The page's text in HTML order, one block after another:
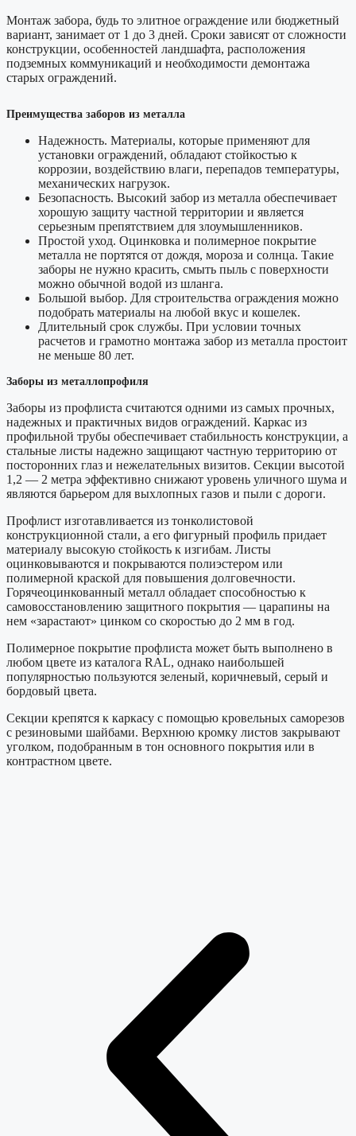
Монтаж забора, будь то элитное ограждение или бюджетный
вариант, занимает от 1 до 3 дней. Сроки зависят от сложности
конструкции, особенностей ландшафта, расположения
подземных коммуникаций и необходимости демонтажа
старых ограждений.
Преимущества заборов из металла
Надежность. Материалы, которые применяют для
установки ограждений, обладают стойкостью к
коррозии, воздействию влаги, перепадов температуры,
механических нагрузок.
Безопасность. Высокий забор из металла обеспечивает
хорошую защиту частной территории и является
серьезным препятствием для злоумышленников.
Простой уход. Оцинковка и полимерное покрытие
металла не портятся от дождя, мороза и солнца. Такие
заборы не нужно красить, смыть пыль с поверхности
можно обычной водой из шланга.
Большой выбор. Для строительства ограждения можно
подобрать материалы на любой вкус и кошелек.
Длительный срок службы. При условии точных
расчетов и грамотно монтажа забор из металла простоит
не меньше 80 лет.
Заборы из металлопрофиля
Заборы из профлиста считаются одними из самых прочных,
надежных и практичных видов ограждений. Каркас из
профильной трубы обеспечивает стабильность конструкции, а
стальные листы надежно защищают частную территорию от
посторонних глаз и нежелательных визитов. Секции высотой
1,2 — 2 метра эффективно снижают уровень уличного шума и
являются барьером для выхлопных газов и пыли с дороги.
Профлист изготавливается из тонколистовой
конструкционной стали, а его фигурный профиль придает
материалу высокую стойкость к изгибам. Листы
оцинковываются и покрываются полиэстером или
полимерной краской для повышения долговечности.
Горячеоцинкованный металл обладает способностью к
самовосстановлению защитного покрытия — царапины на
нем «зарастают» цинком со скоростью до 2 мм в год.
Полимерное покрытие профлиста может быть выполнено в
любом цвете из каталога RAL, однако наибольшей
популярностью пользуются зеленый, коричневый, серый и
бордовый цвета.
Секции крепятся к каркасу с помощью кровельных саморезов
с резиновыми шайбами. Верхнюю кромку листов закрывают
уголком, подобранным в тон основного покрытия или в
контрастном цвете.